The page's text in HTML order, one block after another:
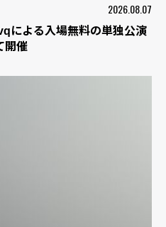
2026.08.07
による入場無料の単独公演
開催